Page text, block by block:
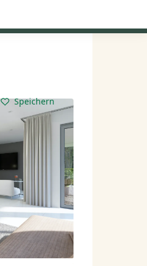
Speichern